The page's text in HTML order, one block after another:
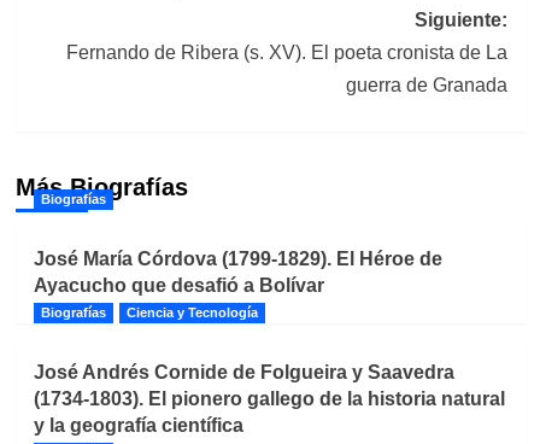
Siguiente:
Fernando de Ribera (s. XV). El poeta cronista de La
guerra de Granada
Más Biografías
Biografías
José María Córdova (1799-1829). El Héroe de
Ayacucho que desafió a Bolívar
Biografías Ciencia y Tecnología
José Andrés Cornide de Folgueira y Saavedra
(1734-1803). El pionero gallego de la historia natural
y la geografía científica